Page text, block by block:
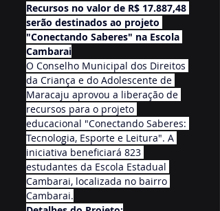
Recursos no valor de R$ 17.887,48
serão destinados ao projeto
"Conectando Saberes" na Escola
Cambarai
O Conselho Municipal dos Direitos
da Criança e do Adolescente de
Maracaju aprovou a liberação de
recursos para o projeto
educacional "Conectando Saberes:
Tecnologia, Esporte e Leitura". A
iniciativa beneficiará 823
estudantes da Escola Estadual
Cambarai, localizada no bairro
Cambarai.